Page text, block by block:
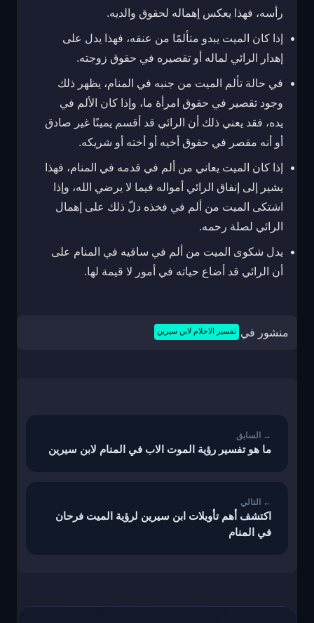
رأسه، فهذا يعكس إهماله لحقوق والديه.
إذا كان الميت يبدو متألمًا من عنقه، فهذا يدل على
إهدار الرائي لماله أو تقصيره في حقوق زوجته.
في حالة تألم الميت من جنبه في المنام، يظهر ذلك
وجود تقصير في حقوق امرأة ما، وإذا كان الألم في
يده، فقد يعني ذلك أن الرائي قد أقسم يمينًا غير صادق
أو أنه مقصر في حقوق أخيه أو أخته أو شريكه.
إذا كان الميت يعاني من ألم في قدمه في المنام، فهذا
يشير إلى إنفاق الرائي أمواله فيما لا يرضي الله، وإذا
اشتكى الميت من ألم في فخذه دلّ ذلك على إهمال
الرائي لصلة رحمه.
يدل شكوى الميت من ألم في ساقيه في المنام على
أن الرائي قد أضاع حياته في أمور لا قيمة لها.
منشور في تفسير الاحلام لابن سيرين
ما هو تفسير رؤية الموت الاب في المنام لابن سيرين
اكتشف أهم تأويلات ابن سيرين لرؤية الميت فرحان
في المنام